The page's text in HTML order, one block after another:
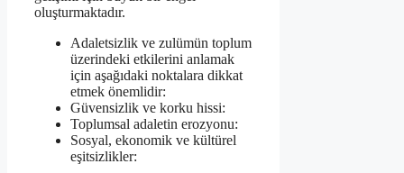
oluşturmaktadır.
Adaletsizlik ve zulümün toplum
üzerindeki etkilerini anlamak
için aşağıdaki noktalara dikkat
etmek önemlidir:
Güvensizlik ve korku hissi:
Toplumsal adaletin erozyonu:
Sosyal, ekonomik ve kültürel
eşitsizlikler: